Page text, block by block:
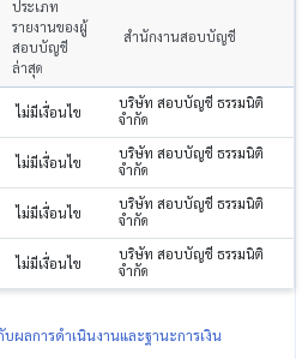
ประเภท
รายงานของผู้
สอบบัญชี
ล่าสุด
สำนักงานสอบบัญชี
ไม่มีเงื่อนไข
บริษัท สอบบัญชี ธรรมนิติ
จำกัด
ไม่มีเงื่อนไข
บริษัท สอบบัญชี ธรรมนิติ
จำกัด
ไม่มีเงื่อนไข
บริษัท สอบบัญชี ธรรมนิติ
จำกัด
ไม่มีเงื่อนไข
บริษัท สอบบัญชี ธรรมนิติ
จำกัด
ผลการดำเนินงานและฐานะการเงิน